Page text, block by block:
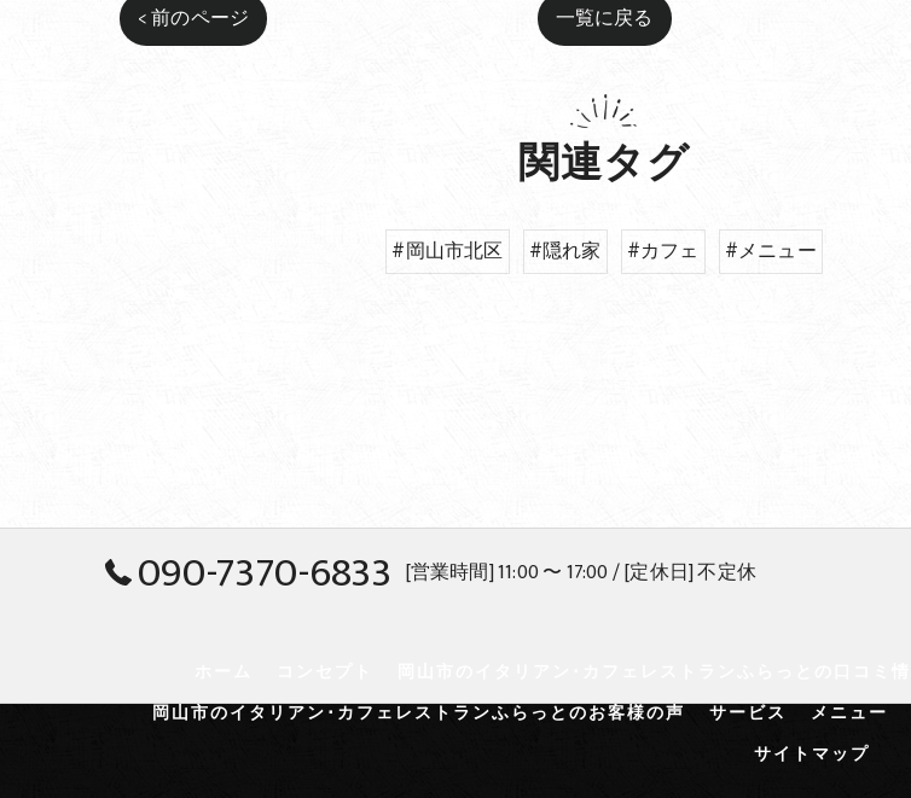
< 前のページ 一覧に戻る
関連タグ
#岡山市北区 #隠れ家 #カフェ #メニュー
090-7370-6833 [営業時間] 11:00 〜 17:00 / [定休日] 不定休
岡山市のイタリアン･カフェレストランふらっとのお客様の声
サービス メニュー
サイトマップ